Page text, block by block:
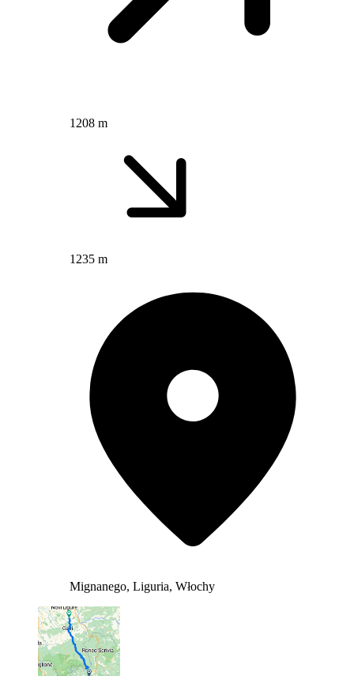
1208 m
1235 m
Mignanego, Liguria, Włochy